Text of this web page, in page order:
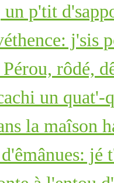
p'tit
j'sis
rôdé,
un quat'-
la maîson
jé